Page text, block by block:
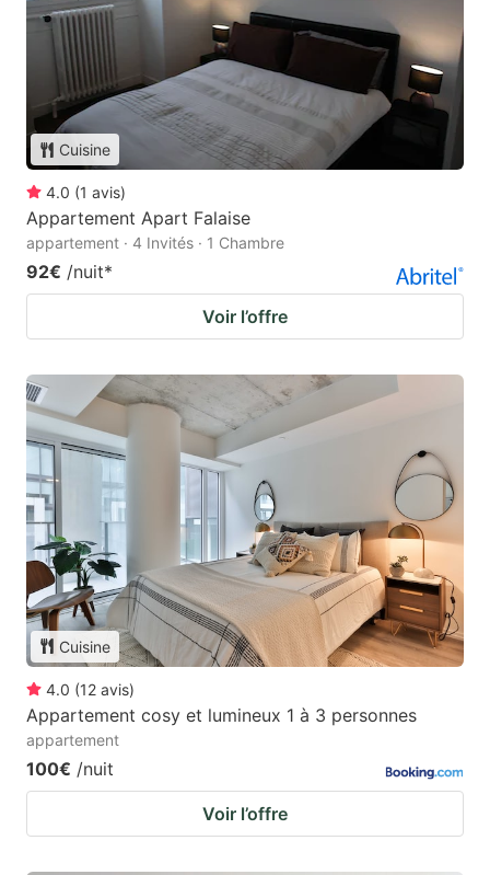
Cuisine
4.0 (1 avis)
Appartement Apart Falaise
appartement · 4 Invités · 1 Chambre
92€ /nuit*
Voir l’offre
Cuisine
4.0 (12 avis)
Appartement cosy et lumineux 1 à 3 personnes
appartement
100€ /nuit
Voir l’offre